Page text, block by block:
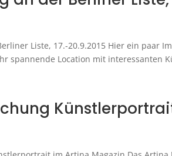
Liste, 17.-20.9.2015 Hier ein paar
spannende Location mit